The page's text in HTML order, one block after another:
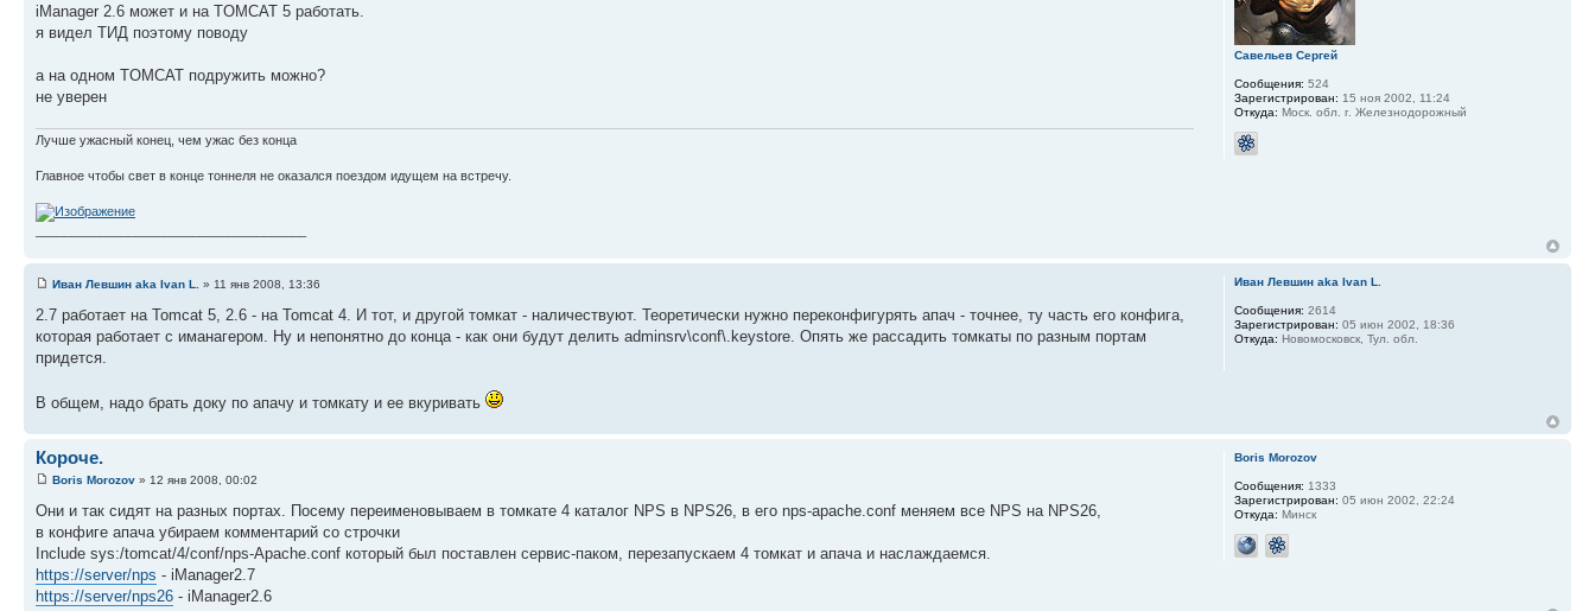
iManager 2.6 может и на TOMCAT 5 работать.
я видел ТИД поэтому поводу
а на одном TOMCAT подружить можно?
не уверен
Лучше ужасный конец, чем ужас без конца
Главное чтобы свет в конце тоннеля не оказался поездом идущем на встречу.
Савельев Сергей
Сообщения: 524
Зарегистрирован: 15 ноя 2002, 11:24
Откуда: Моск. обл. г. Железнодорожный
Иван Левшин aka Ivan L.
» 11 янв 2008, 13:36
2.7 работает на Tomcat 5, 2.6 - на Tomcat 4. И тот, и другой томкат - наличествуют. Теоретически нужно переконфигурять апач - точнее, ту часть его конфига,
которая работает с иманагером. Ну и непонятно до конца - как они будут делить adminsrv\conf\.keystore. Опять же рассадить томкаты по разным портам
придется.
В общем, надо брать доку по апачу и томкату и ее вкуривать
Иван Левшин aka Ivan L.
Сообщения: 2614
Зарегистрирован: 05 июн 2002, 18:36
Откуда: Новомосковск, Тул. обл.
Короче.
Boris Morozov » 12 янв 2008, 00:02
Они и так сидят на разных портах. Посему переименовываем в томкате 4 каталог NPS в NPS26, в его nps-apache.conf меняем все NPS на NPS26,
в конфиге апача убираем комментарий со строчки
Include sys:/tomcat/4/conf/nps-Apache.conf который был поставлен сервис-паком, перезапускаем 4 томкат и апача и наслаждаемся.
https://server/nps - iManager2.7
https://server/nps26 - iManager2.6
Boris Morozov
Сообщения: 1333
Зарегистрирован: 05 июн 2002, 22:24
Откуда: Минск